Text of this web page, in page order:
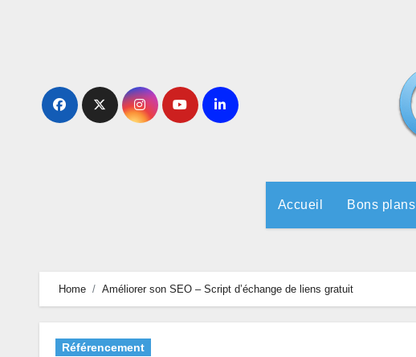
Accueil Bons plans
Home Améliorer son SEO – Script d’échange de liens gratuit
Référencement